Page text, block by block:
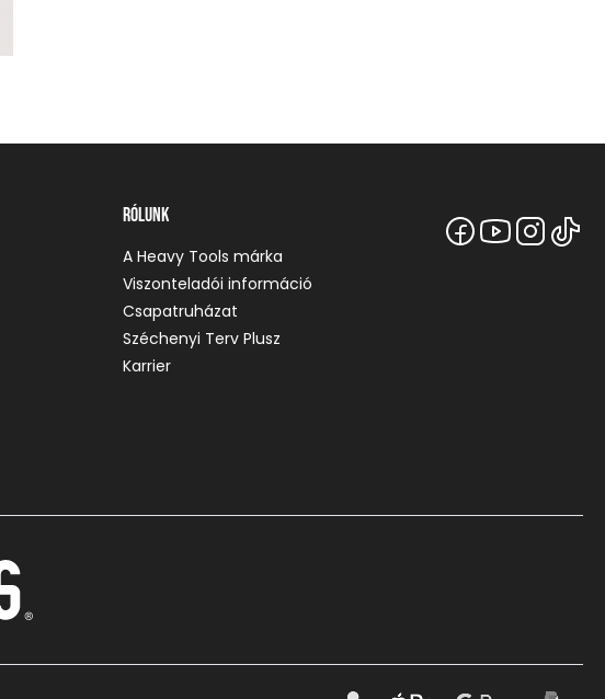
Rólunk
A Heavy Tools márka
Viszonteladói információ
Csapatruházat
Széchenyi Terv Plusz
Karrier